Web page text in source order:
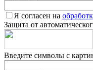
Я согласен на
Защита от
Введите символы с